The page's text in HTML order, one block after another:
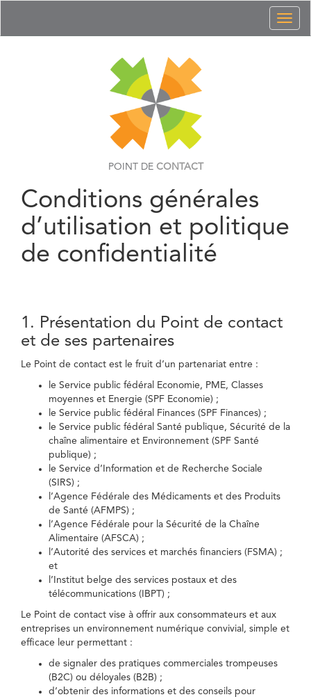
POINT DE CONTACT
Conditions générales
d’utilisation et politique
de confidentialité
1. Présentation du Point de contact
et de ses partenaires
Le Point de contact est le fruit d’un partenariat entre :
le Service public fédéral Economie, PME, Classes
moyennes et Energie (SPF Economie) ;
le Service public fédéral Finances (SPF Finances) ;
le Service public fédéral Santé publique, Sécurité de la
chaîne alimentaire et Environnement (SPF Santé
publique) ;
le Service d’Information et de Recherche Sociale
(SIRS) ;
l’Agence Fédérale des Médicaments et des Produits
de Santé (AFMPS) ;
l’Agence Fédérale pour la Sécurité de la Chaîne
Alimentaire (AFSCA) ;
l’Autorité des services et marchés financiers (FSMA) ;
et
l’Institut belge des services postaux et des
télécommunications (IBPT) ;
Le Point de contact vise à offrir aux consommateurs et aux
entreprises un environnement numérique convivial, simple et
efficace leur permettant :
de signaler des pratiques commerciales trompeuses
(B2C) ou déloyales (B2B) ;
d’obtenir des informations et des conseils pour